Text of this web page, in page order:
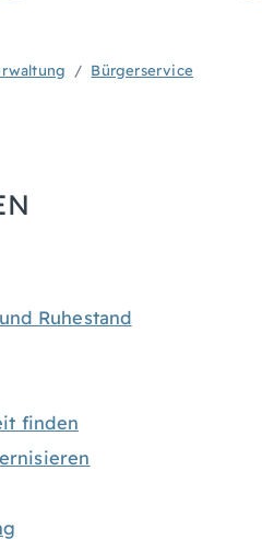
Bürgerservice
Ruhestand
finden